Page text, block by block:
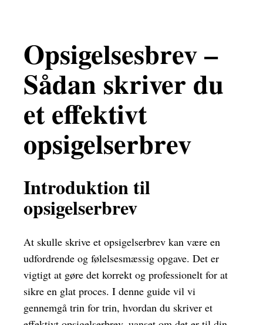
Opsigelsesbrev –
Sådan skriver du
et effektivt
opsigelserbrev
Introduktion til
opsigelserbrev
At skulle skrive et opsigelserbrev kan være en
udfordrende og følelsesmæssig opgave. Det er
vigtigt at gøre det korrekt og professionelt for at
sikre en glat proces. I denne guide vil vi
gennemgå trin for trin, hvordan du skriver et